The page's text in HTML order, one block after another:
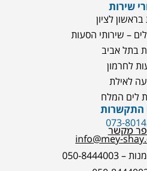
שירות
לציון
– שירותי הסעות
בתל אביב
לחרמון
לאילת
לים המלח
התקשרות
073-
מקשר
info@mey-
8444003